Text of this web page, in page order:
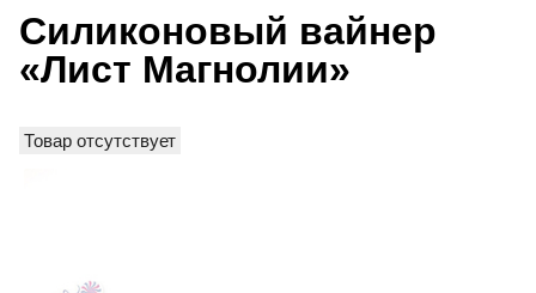
Силиконовый вайнер
«Лист Магнолии»
Товар отсутствует